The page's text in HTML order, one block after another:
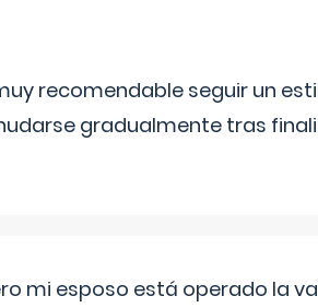
recomendable seguir un
gradualmente tras
mi esposo está operado la